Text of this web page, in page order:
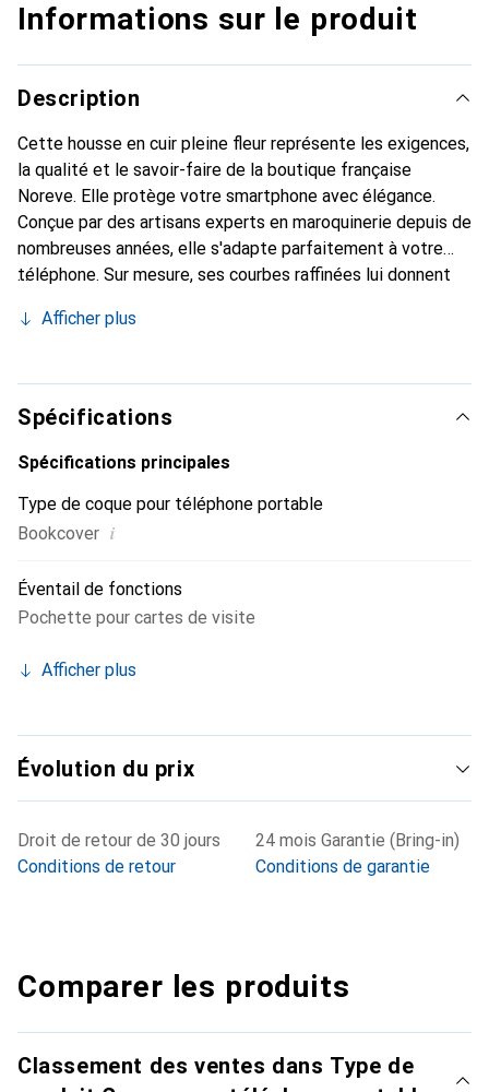
Informations sur le produit
Description
Cette housse en cuir pleine fleur représente les exigences,
la qualité et le savoir-faire de la boutique française
Noreve. Elle protège votre smartphone avec élégance.
Conçue par des artisans experts en maroquinerie depuis de
nombreuses années, elle s'adapte parfaitement à votre
téléphone. Sur mesure, ses courbes raffinées lui donnent
et indispensable de votre smartphone. Reconnaissante à
marque Noreve est un choix sûr pour une clientèle
exigeante.
Afficher plus
Spécifications
Spécifications principales
Type de coque pour téléphone portable
Bookcover i
Éventail de fonctions
Pochette pour cartes de visite
Afficher plus
Évolution du prix
Droit de retour de 30 jours
Conditions de retour
24 mois Garantie (Bring-in)
Conditions de garantie
Comparer les produits
Classement des ventes dans Type de